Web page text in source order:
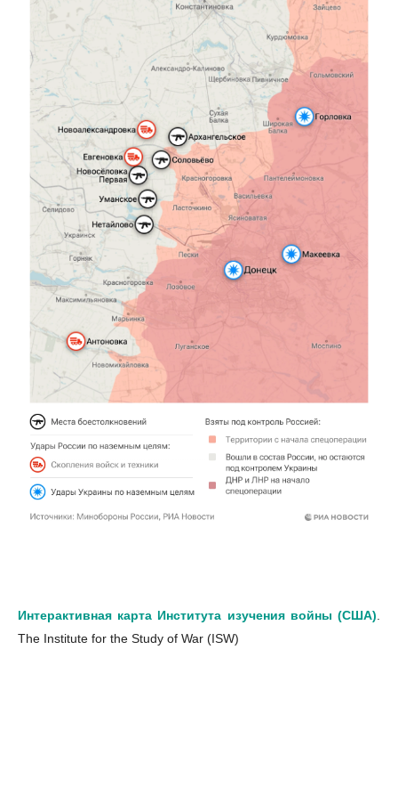
Интерактивная карта Института изучения войны (США)
The Institute for the Study of War (ISW)